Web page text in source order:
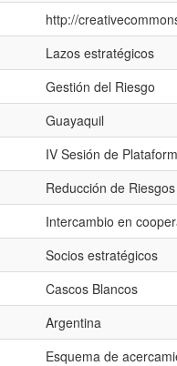
http://
Lazos estratégicos
Gestión del Riesgo
Guayaquil
IV Sesión de
Reducción de
Intercambio en
Socios estratégicos
Cascos Blancos
Argentina
Esquema de